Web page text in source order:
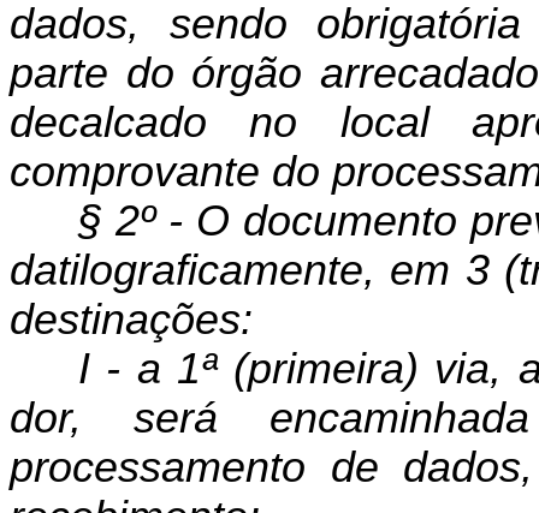
dados, sendo
parte do órgão
decalcado no local
comprovante do
§ 2º - O documento
datilograficamente, em 3
destinações:
I - a 1ª (primeira) via,
dor, será
processamento de